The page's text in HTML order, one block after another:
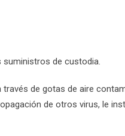
de custodia.
de gotas de aire
de otros virus, le